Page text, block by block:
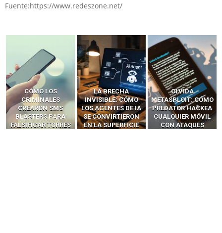
Fuente:https://www.redeszone.net/
LA BRECHA
INVISIBLE: CÓMO
LOS AGENTES DE IA
SE CONVIRTIERON
EN LA SUPERFICIE
OLVIDA
METASPLOIT: CÓMO
PREDATOR HACKEA
CUALQUIER MÓVIL
CON ATAQUES
CÓMO LOS HACKERS
INTERCEPTAN OTPS
Y LLAMADAS
MÓVILES SIN
‘HACKEAR’ — EL